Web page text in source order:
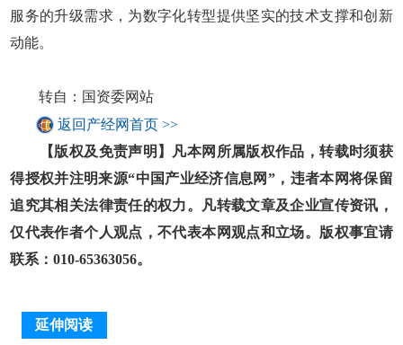
服务的升级需求，为数字化转型提供坚实的技术支撑和创新
动能。
转自：国资委网站
返回产经网首页 >>
【版权及免责声明】凡本网所属版权作品，转载时须获
得授权并注明来源“中国产业经济信息网”，违者本网将保留
追究其相关法律责任的权力。凡转载文章及企业宣传资讯，
仅代表作者个人观点，不代表本网观点和立场。版权事宜请
联系：010-65363056。
延伸阅读